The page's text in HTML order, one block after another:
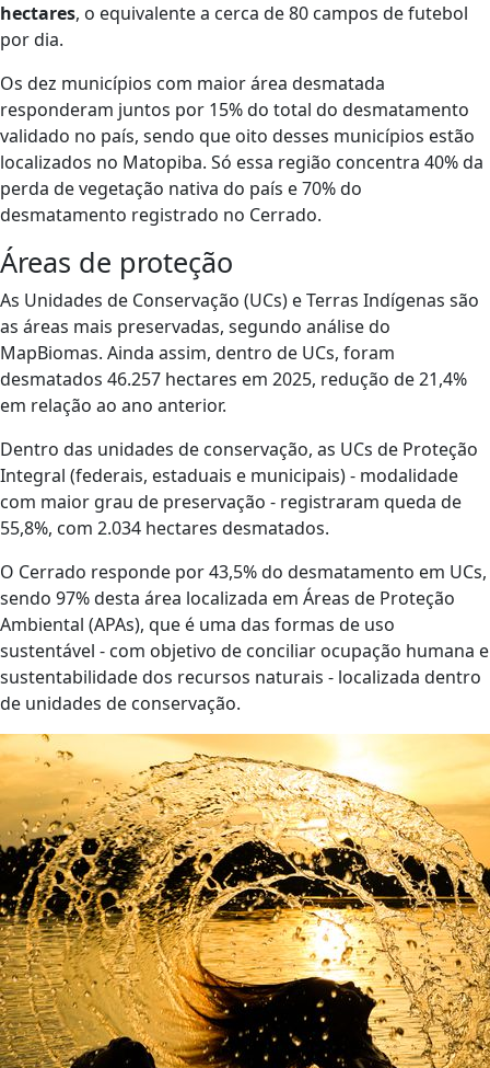
hectares, o equivalente a cerca de 80 campos de futebol
por dia.
Os dez municípios com maior área desmatada
responderam juntos por 15% do total do desmatamento
validado no país, sendo que oito desses municípios estão
localizados no Matopiba. Só essa região concentra 40% da
perda de vegetação nativa do país e 70% do
desmatamento registrado no Cerrado.
Áreas de proteção
As Unidades de Conservação (UCs) e Terras Indígenas são
as áreas mais preservadas, segundo análise do
MapBiomas. Ainda assim, dentro de UCs, foram
desmatados 46.257 hectares em 2025, redução de 21,4%
em relação ao ano anterior.
Dentro das unidades de conservação, as UCs de Proteção
Integral (federais, estaduais e municipais) - modalidade
com maior grau de preservação - registraram queda de
55,8%, com 2.034 hectares desmatados.
O Cerrado responde por 43,5% do desmatamento em UCs,
sendo 97% desta área localizada em Áreas de Proteção
Ambiental (APAs), que é uma das formas de uso
sustentável - com objetivo de conciliar ocupação humana e
sustentabilidade dos recursos naturais - localizada dentro
de unidades de conservação.